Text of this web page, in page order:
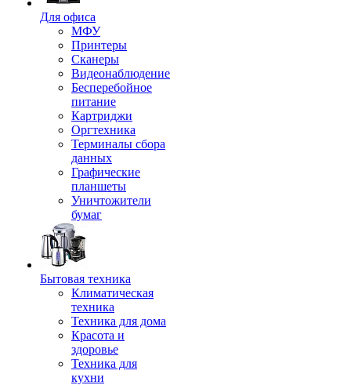
Для офиса
МФУ
Принтеры
Сканеры
Видеонаблюдение
Бесперебойное
питание
Картриджи
Оргтехника
Терминалы сбора
данных
Графические
планшеты
Уничтожители
бумаг
Бытовая техника
Климатическая
техника
Техника для дома
Красота и
здоровье
Техника для
кухни